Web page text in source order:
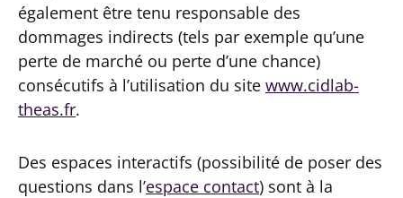
également être tenu responsable des
dommages indirects (tels par exemple qu’une
perte de marché ou perte d’une chance)
consécutifs à l’utilisation du site www.cidlab-
theas.fr.
Des espaces interactifs (possibilité de poser des
questions dans l’espace contact) sont à la